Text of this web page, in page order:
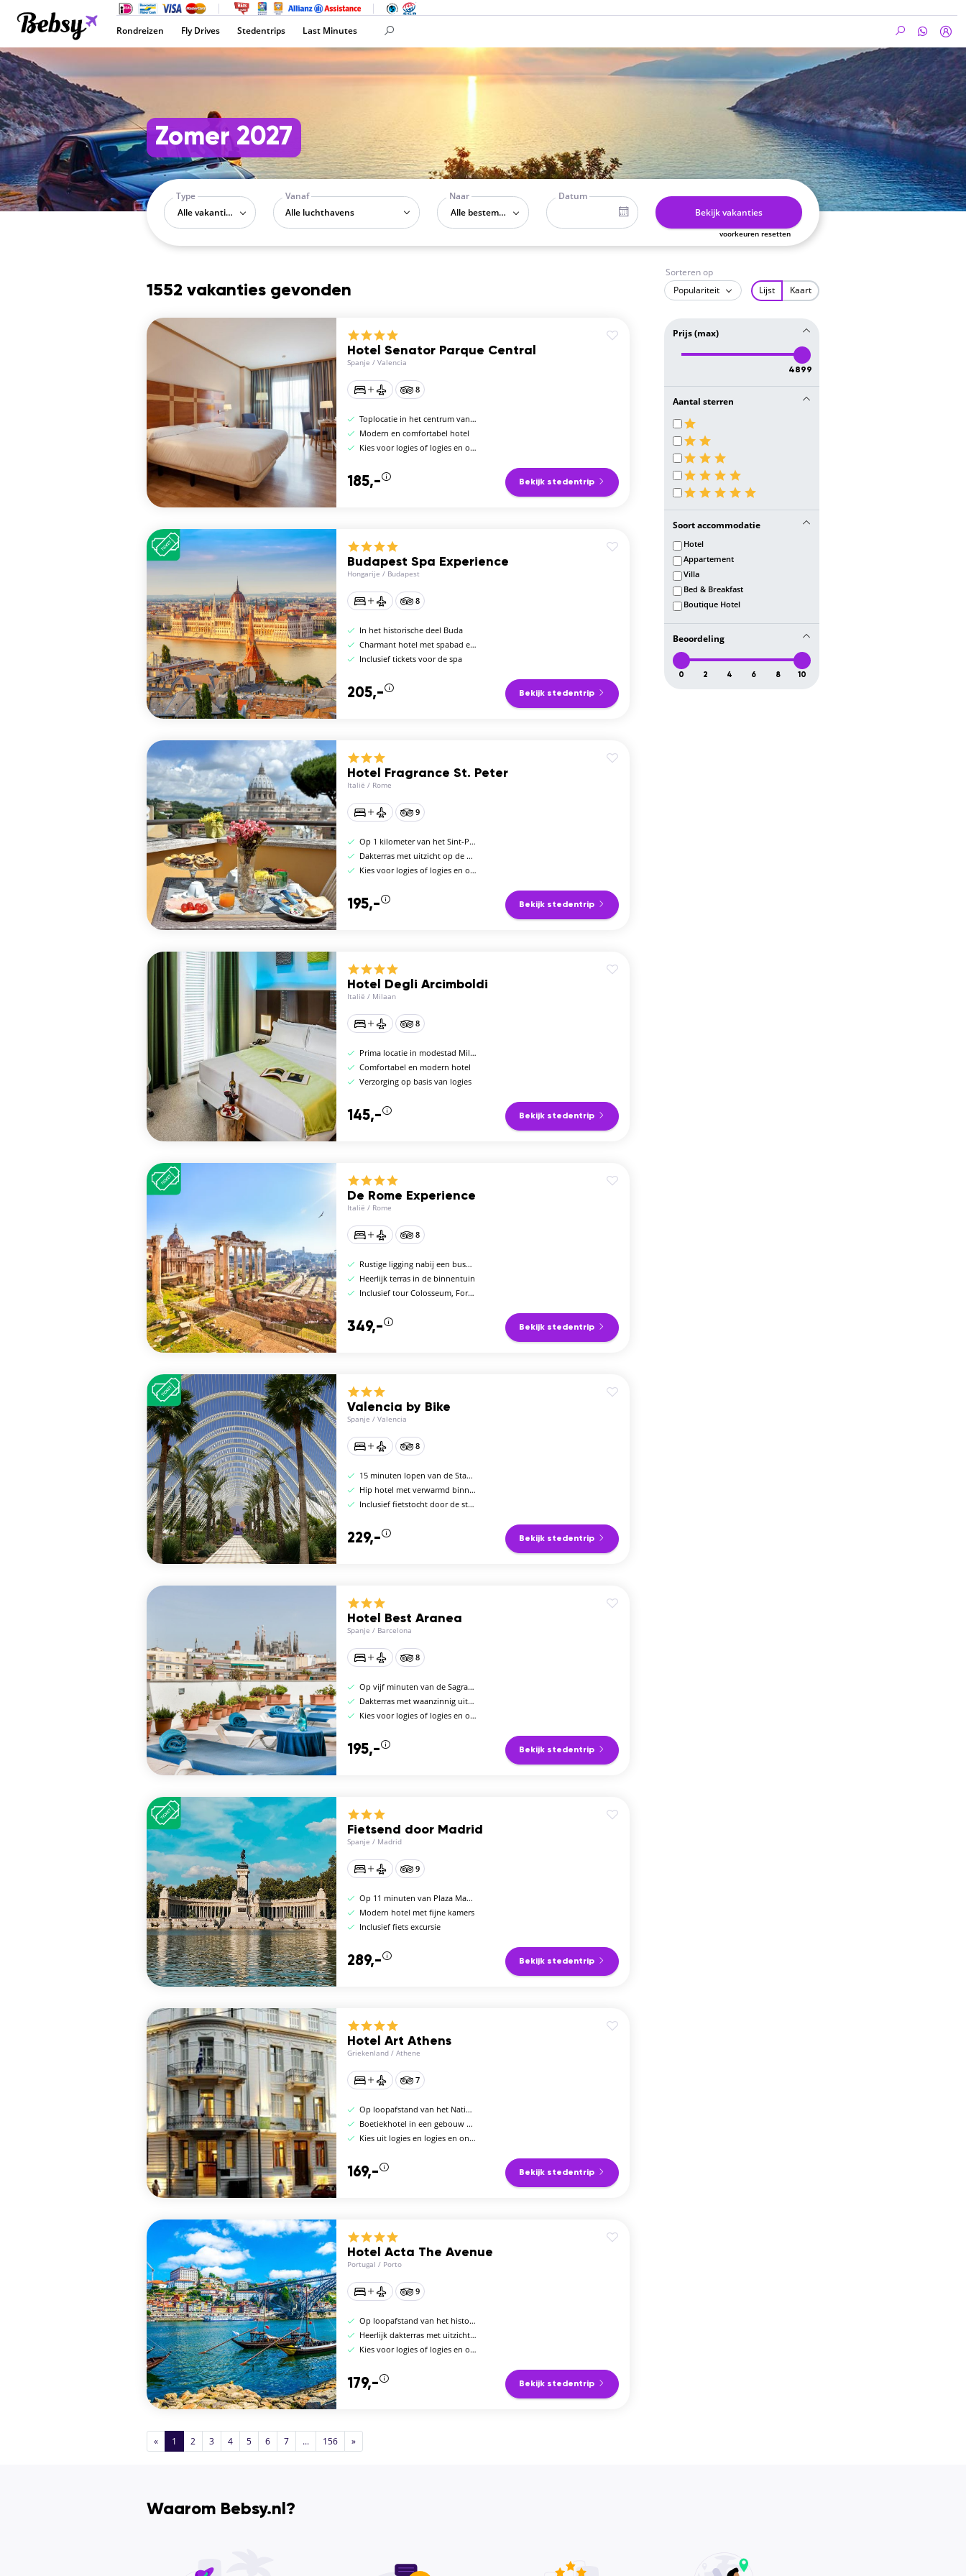
Rondreizen Fly Drives Stedentrips Last Minutes
Zomer 2027
Type
Alle vakantietypes
Vanaf
Naar
Alle bestemmingen
Datum
Bekijk vakanties
voorkeuren resetten
1552 vakanties gevonden
Hotel Senator Parque Central
Spanje / Valencia
8
Toplocatie in het centrum van de stad
Modern en comfortabel hotel
Kies voor logies of logies en ontbijt
185,- Bekijk stedentrip
Budapest Spa Experience
Hongarije / Budapest
8
In het historische deel Buda
Charmant hotel met spabad en sauna
Inclusief tickets voor de spa
205,- Bekijk stedentrip
Hotel Fragrance St. Peter
Italië / Rome
9
Op 1 kilometer van het Sint-Pietersplein
Dakterras met uitzicht op de Sint-Pietersbasiliek
Kies voor logies of logies en ontbijt
195,- Bekijk stedentrip
Hotel Degli Arcimboldi
Italië / Milaan
8
Prima locatie in modestad Milaan
Comfortabel en modern hotel
Verzorging op basis van logies
145,- Bekijk stedentrip
De Rome Experience
Italië / Rome
8
Rustige ligging nabij een bushalte
Heerlijk terras in de binnentuin
Inclusief tour Colosseum, Forum Romanum en de palentijnse heuvel
349,- Bekijk stedentrip
Valencia by Bike
Spanje / Valencia
8
15 minuten lopen van de Stad van Kunst & Wetenschap
Hip hotel met verwarmd binnenzwembad
Inclusief fietstocht door de stad
229,- Bekijk stedentrip
Hotel Best Aranea
Spanje / Barcelona
8
Op vijf minuten van de Sagrada Familia
Dakterras met waanzinnig uitzicht
Kies voor logies of logies en ontbijt
195,- Bekijk stedentrip
Fietsend door Madrid
Spanje / Madrid
9
Op 11 minuten van Plaza Mayor
Modern hotel met fijne kamers
Inclusief fiets excursie
289,- Bekijk stedentrip
Hotel Art Athens
Griekenland / Athene
7
Op loopafstand van het Nationaal Archeologisch Museum
Boetiekhotel in een gebouw uit 1930
Kies uit logies en logies en ontbijt
169,- Bekijk stedentrip
Hotel Acta The Avenue
Portugal / Porto
9
Op loopafstand van het historische centrum
Heerlijk dakterras met uitzicht op de stad
Kies voor logies of logies en ontbijt
179,- Bekijk stedentrip
« 1 2 3 4 5 6 7 ... 156 »
Sorteren op
Populariteit
Lijst Kaart
Prijs (max)
4899
Aantal sterren
Soort accommodatie
Hotel
Appartement
Villa
Bed & Breakfast
Boutique Hotel
Beoordeling
0 2 4 6 8 10
Waarom Bebsy.nl?